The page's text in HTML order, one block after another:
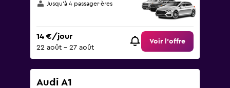
Jusqu’à 4 passager·ères
14 €/jour
22 août - 27 août
Voir l’offre
Audi A1